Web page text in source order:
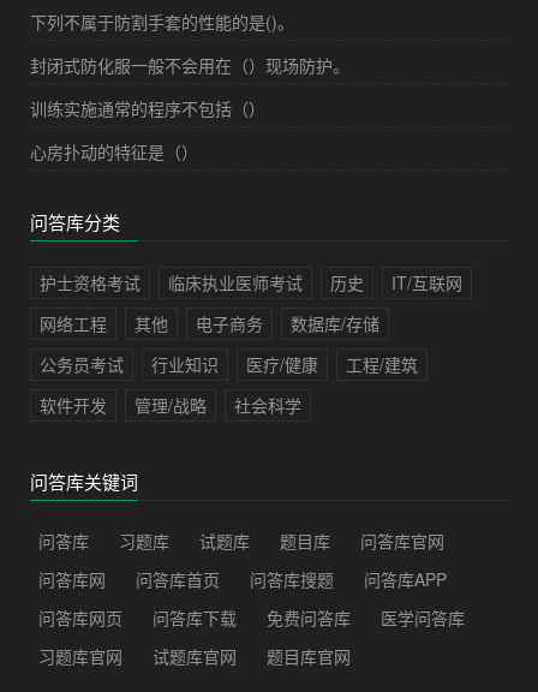
下列不属于防割手套的性能的是()。
封闭式防化服一般不会用在（）现场防护。
训练实施通常的程序不包括（）
心房扑动的特征是（）
问答库分类
护士资格考试 临床执业医师考试 历史
IT/互联网
网络工程
其他 电子商务
数据库/存储
公务员考试
行业知识 医疗/健康
工程/建筑
软件开发
管理/战略 社会科学
问答库关键词
问答库 习题库 试题库 题目库
问答库官网
问答库网
问答库首页 问答库搜题
问答库APP
问答库网页
问答库下载 免费问答库
医学问答库
习题库官网
试题库官网 题目库官网